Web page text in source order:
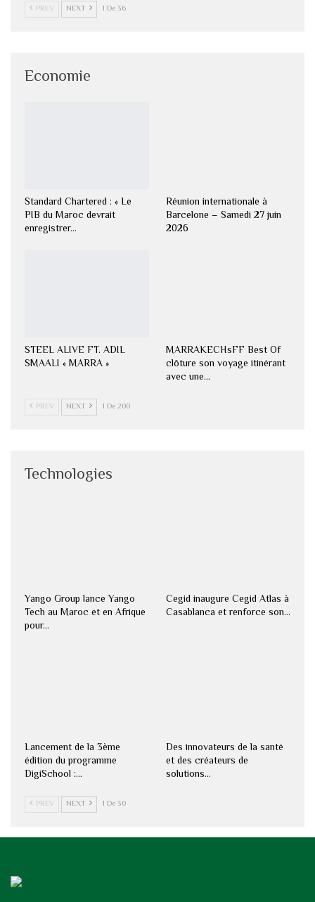
PREV NEXT 1 De 36
Economie
Standard Chartered : « Le
PIB du Maroc devrait
enregistrer…
Réunion internationale à
Barcelone – Samedi 27 juin
2026
STEEL ALIVE FT. ADIL
SMAALI « MARRA »
MARRAKECHsFF Best Of
clôture son voyage itinérant
avec une…
PREV NEXT 1 De 200
Technologies
Yango Group lance Yango
Tech au Maroc et en Afrique
pour…
Cegid inaugure Cegid Atlas à
Casablanca et renforce son…
Lancement de la 3ème
édition du programme
DigiSchool :…
Des innovateurs de la santé
et des créateurs de
solutions…
PREV NEXT 1 De 30